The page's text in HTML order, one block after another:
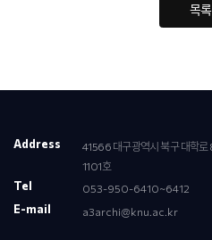
목록
Address
41566 대구광역시 북구 대학
1101호
Tel 053-950-6410~6412
E-mail a3archi@knu.ac.kr